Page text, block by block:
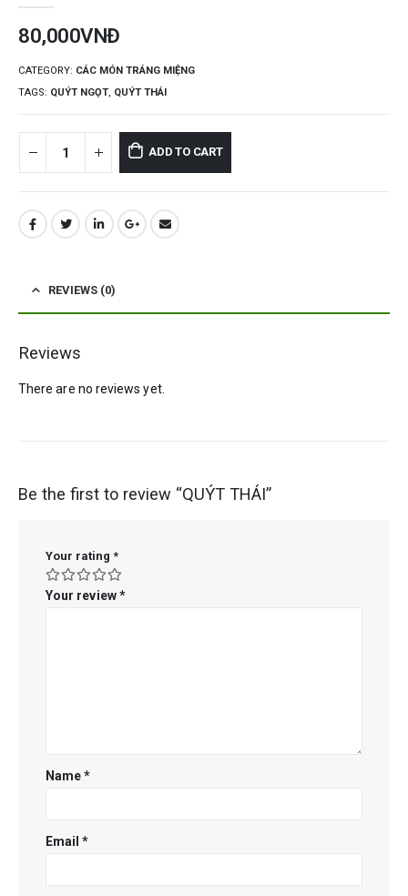
80,000VNĐ
CATEGORY: CÁC MÓN TRÁNG MIỆNG
TAGS: QUÝT NGỌT, QUÝT THÁI
ADD TO CART
REVIEWS (0)
Reviews
There are no reviews yet.
Be the first to review “QUÝT THÁI”
Your rating *
Your review*
Name*
Email*